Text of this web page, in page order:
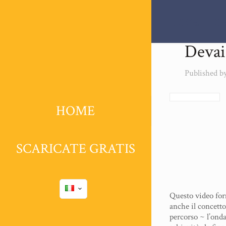
HOME
SCARICATE GRATIS
Published
Questo video
anche il
percorso ~